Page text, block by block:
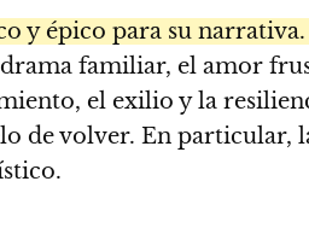
y épico para su
familiar, el amor
el exilio y la
de volver. En particular,